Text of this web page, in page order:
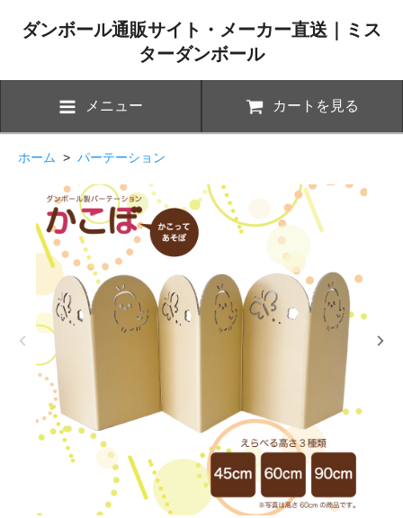
ダンボール通販サイト・メーカー直送｜ミス
ターダンボール
メニュー カートを見る
ホーム > パーテーション